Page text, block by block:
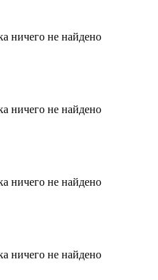
ничего не найдено
ничего не найдено
ничего не найдено
ничего не найдено